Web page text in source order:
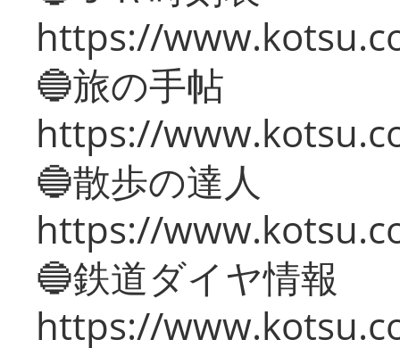
https://
🔵旅の手帖
https://
🔵散歩の達人
https://
🔵鉄道ダイヤ情報
https://